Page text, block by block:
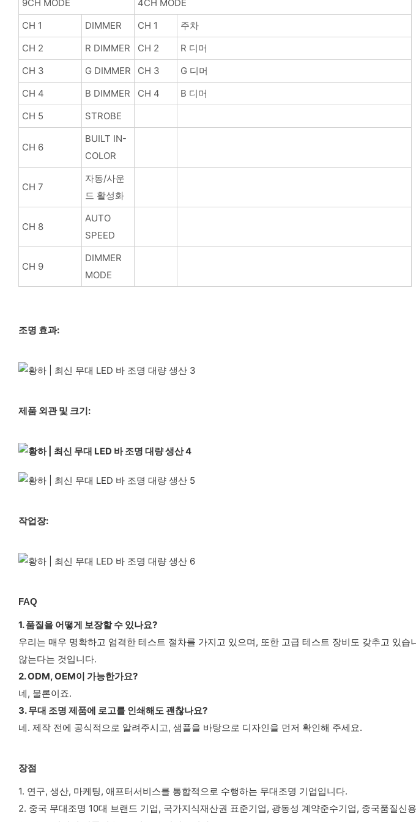
9CH MODE
4CH MODE
CH 1
DIMMER CH 1
주차
CH 2
R DIMMER CH 2
R 디머
CH 3
G DIMMER CH 3
G 디머
CH 4
B DIMMER CH 4
B 디머
CH 5
STROBE
CH 6
BUILT IN-
COLOR
CH 7
자동/사운
드 활성화
CH 8
AUTO
SPEED
CH 9
DIMMER
MODE
조명 효과:
제품 외관 및 크기:
작업장:
FAQ
1. 품질을 어떻게 보장할 수 있나요?
우리는 매우 명확하고 엄격한 테스트 절차를 가지고 있으며, 또한 고급 테스트 장비도 갖추고 있
않는다는 것입니다.
2. ODM, OEM이 가능한가요?
네, 물론이죠.
3. 무대 조명 제품에 로고를 인쇄해도 괜찮나요?
네. 제작 전에 공식적으로 알려주시고, 샘플을 바탕으로 디자인을 먼저 확인해 주세요.
장점
1. 연구, 생산, 마케팅, 애프터서비스를 통합적으로 수행하는 무대조명 기업입니다.
2. 중국 무대조명 10대 브랜드 기업, 국가지식재산권 표준기업, 광동성 계약준수기업, 중국품질신